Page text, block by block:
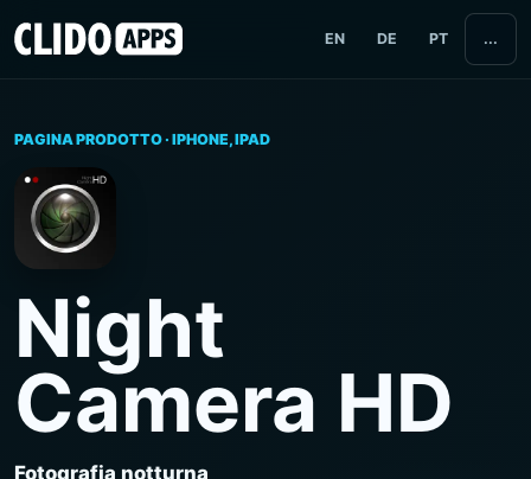
EN DE PT ...
PAGINA PRODOTTO · IPHONE, IPAD
Night
Camera HD
Fotografia notturna